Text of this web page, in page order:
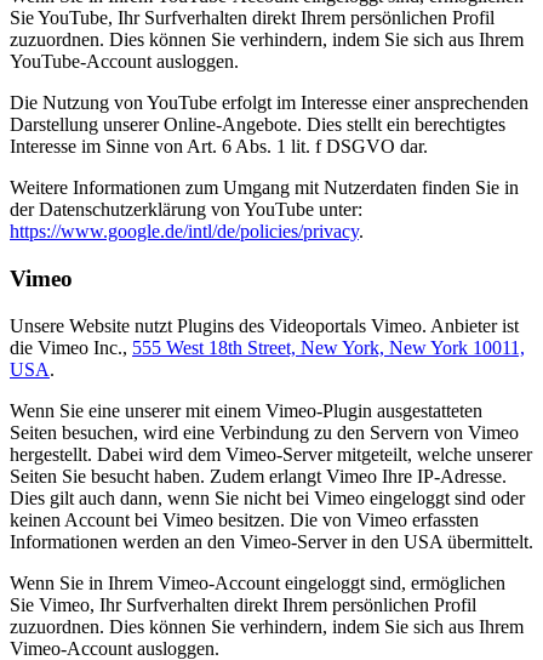
Sie YouTube, Ihr Surfverhalten direkt Ihrem persönlichen Profil
zuzuordnen. Dies können Sie verhindern, indem Sie sich aus Ihrem
YouTube-Account ausloggen.
Die Nutzung von YouTube erfolgt im Interesse einer ansprechenden
Darstellung unserer Online-Angebote. Dies stellt ein berechtigtes
Interesse im Sinne von Art. 6 Abs. 1 lit. f DSGVO dar.
Weitere Informationen zum Umgang mit Nutzerdaten finden Sie in
der Datenschutzerklärung von YouTube unter:
https://www.google.de/intl/de/policies/privacy.
Vimeo
Unsere Website nutzt Plugins des Videoportals Vimeo. Anbieter ist
die Vimeo Inc., 555 West 18th Street, New York, New York 10011,
USA.
Wenn Sie eine unserer mit einem Vimeo-Plugin ausgestatteten
Seiten besuchen, wird eine Verbindung zu den Servern von Vimeo
hergestellt. Dabei wird dem Vimeo-Server mitgeteilt, welche unserer
Seiten Sie besucht haben. Zudem erlangt Vimeo Ihre IP-Adresse.
Dies gilt auch dann, wenn Sie nicht bei Vimeo eingeloggt sind oder
keinen Account bei Vimeo besitzen. Die von Vimeo erfassten
Informationen werden an den Vimeo-Server in den USA übermittelt.
Wenn Sie in Ihrem Vimeo-Account eingeloggt sind, ermöglichen
Sie Vimeo, Ihr Surfverhalten direkt Ihrem persönlichen Profil
zuzuordnen. Dies können Sie verhindern, indem Sie sich aus Ihrem
Vimeo-Account ausloggen.